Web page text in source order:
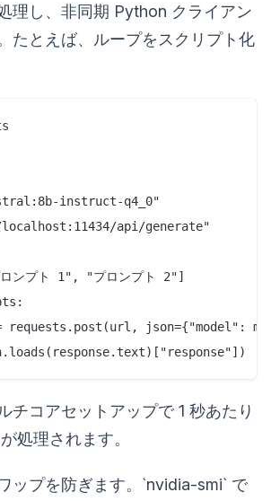
理し、非同期 Python クライアン
たとえば、ループをスクリプト化
instruct-q4_0"
api/generate"
ンプト 1", "プロンプト 2"]
requests.post(url, json={"model":
チコアセットアップで 1 秒あたり
処理されます。
ップを防ぎます。`nvidia-smi` で